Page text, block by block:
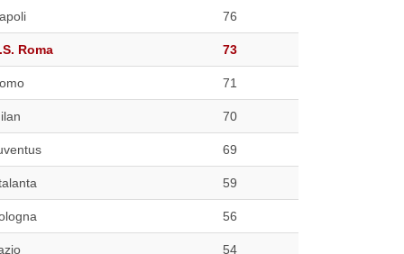
76
Roma 73
71
70
69
59
56
54